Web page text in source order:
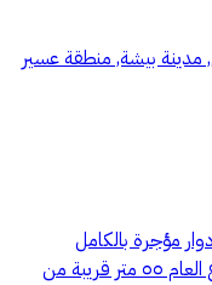
مدينة بيشة, منطقة عسير
مؤجرة بالكامل
وبالخلف برج جوال مساحة الارض على الشارع العام ٥٥ متر قريبة من